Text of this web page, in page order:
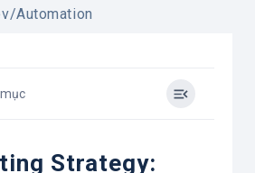
Automation
Strategy: